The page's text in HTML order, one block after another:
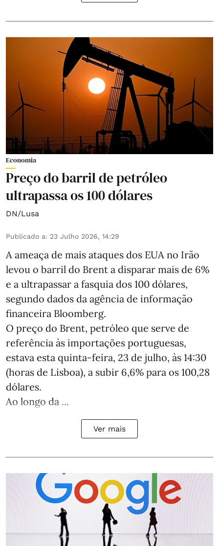
Economia
Preço do barril de petróleo
ultrapassa os 100 dólares
DN/Lusa
Publicado a: 23 Julho 2026, 14:29
A ameaça de mais ataques dos EUA no Irão
levou o barril do Brent a disparar mais de 6%
e a ultrapassar a fasquia dos 100 dólares,
segundo dados da agência de informação
financeira Bloomberg.
O preço do Brent, petróleo que serve de
referência às importações portuguesas,
estava esta quinta-feira, 23 de julho, às 14:30
(horas de Lisboa), a subir 6,6% para os 100,28
dólares.
Ao longo da ...
Ver mais